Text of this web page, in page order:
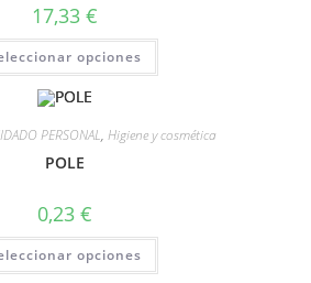
17,33 €
opciones
PERSONAL, Higiene y cosmética
POLE
0,23 €
opciones